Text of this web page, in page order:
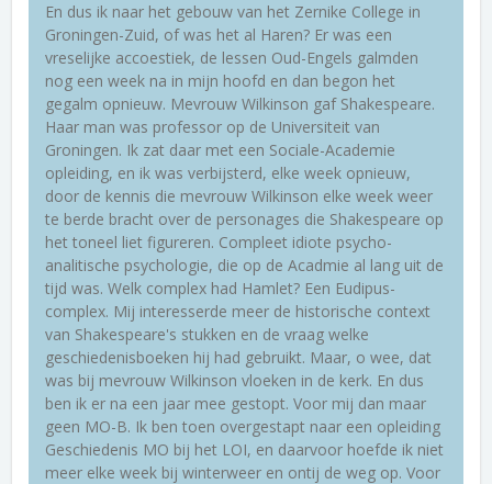
En dus ik naar het gebouw van het Zernike College in
Groningen-Zuid, of was het al Haren? Er was een
vreselijke accoestiek, de lessen Oud-Engels galmden
nog een week na in mijn hoofd en dan begon het
gegalm opnieuw. Mevrouw Wilkinson gaf Shakespeare.
Haar man was professor op de Universiteit van
Groningen. Ik zat daar met een Sociale-Academie
opleiding, en ik was verbijsterd, elke week opnieuw,
door de kennis die mevrouw Wilkinson elke week weer
te berde bracht over de personages die Shakespeare op
het toneel liet figureren. Compleet idiote psycho-
analitische psychologie, die op de Acadmie al lang uit de
tijd was. Welk complex had Hamlet? Een Eudipus-
complex. Mij interesserde meer de historische context
van Shakespeare's stukken en de vraag welke
geschiedenisboeken hij had gebruikt. Maar, o wee, dat
was bij mevrouw Wilkinson vloeken in de kerk. En dus
ben ik er na een jaar mee gestopt. Voor mij dan maar
geen MO-B. Ik ben toen overgestapt naar een opleiding
Geschiedenis MO bij het LOI, en daarvoor hoefde ik niet
meer elke week bij winterweer en ontij de weg op. Voor